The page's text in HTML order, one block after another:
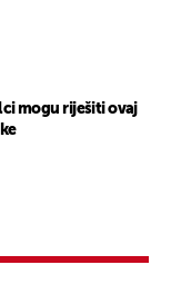
mogu riješiti ovaj